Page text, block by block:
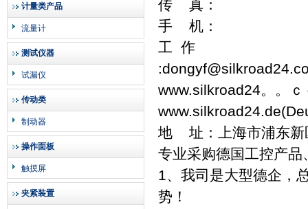
计量类产品
流量计
测试仪器
试漏仪
传动类
制动器
操作面板
触摸屏
夹紧装置
传 真：
手 机：
工 作
www.silkroad24。。
地 址：上海市浦东新
专业采购德国工控产品
1、我司是大型德企，
势！